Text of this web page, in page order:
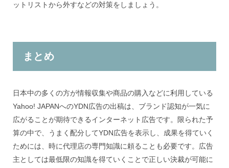
ットリストから外すなどの対策をしましょう。
まとめ
日本中の多くの方が情報収集や商品の購入などに利用している
Yahoo! JAPANへのYDN広告の出稿は、ブランド認知が一気に
広がることが期待できるインターネット広告です。限られた予
算の中で、うまく配分してYDN広告を表示し、成果を得ていく
ためには、時に代理店の専門知識に頼ることも必要です。広告
主としては最低限の知識を得ていくことで正しい決裁が可能に